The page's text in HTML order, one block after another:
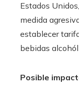
Estados
medida
establecer
bebidas
Posible